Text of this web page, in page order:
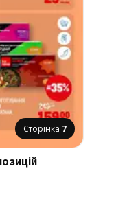
Сторінка 7